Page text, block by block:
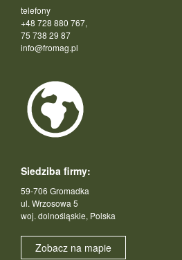
telefony
+48 728 880 767,
75 738 29 87
info@fromag.pl
Siedziba firmy:
59-706 Gromadka
ul. Wrzosowa 5
woj. dolnośląskie, Polska
Zobacz na mapie